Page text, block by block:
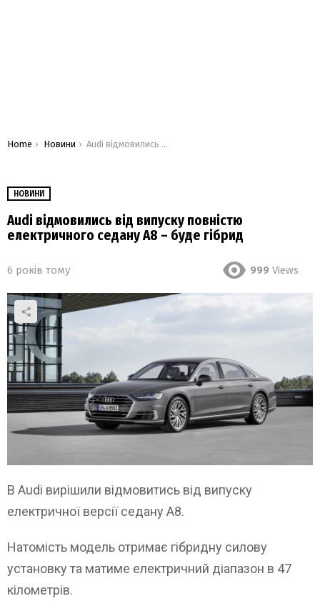
You are here:
Home Новини Audi відмовились від випуску повністю електричного седану A8 – буде гібрид
НОВИНИ
Audi відмовились від випуску повністю
електричного седану A8 – буде гібрид
6 років тому 999 Views
В Audi вирішили відмовитись від випуску
електричної версії седану A8.
Натомість модель отримає гібридну силову
установку та матиме електричний діапазон в 47
кілометрів.